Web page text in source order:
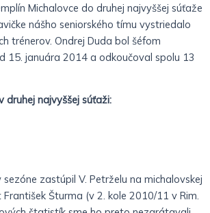
Michalovce do druhej najvyššej súťaže
nášho seniorského tímu vystriedalo
trénerov. Ondrej Duda bol šéfom
15. januára 2014 a odkoučoval spolu 13
druhej najvyššej súťaži:
zastúpil V. Petrželu na michalovskej
Šturma (v 2. kole 2010/11 v Rim.